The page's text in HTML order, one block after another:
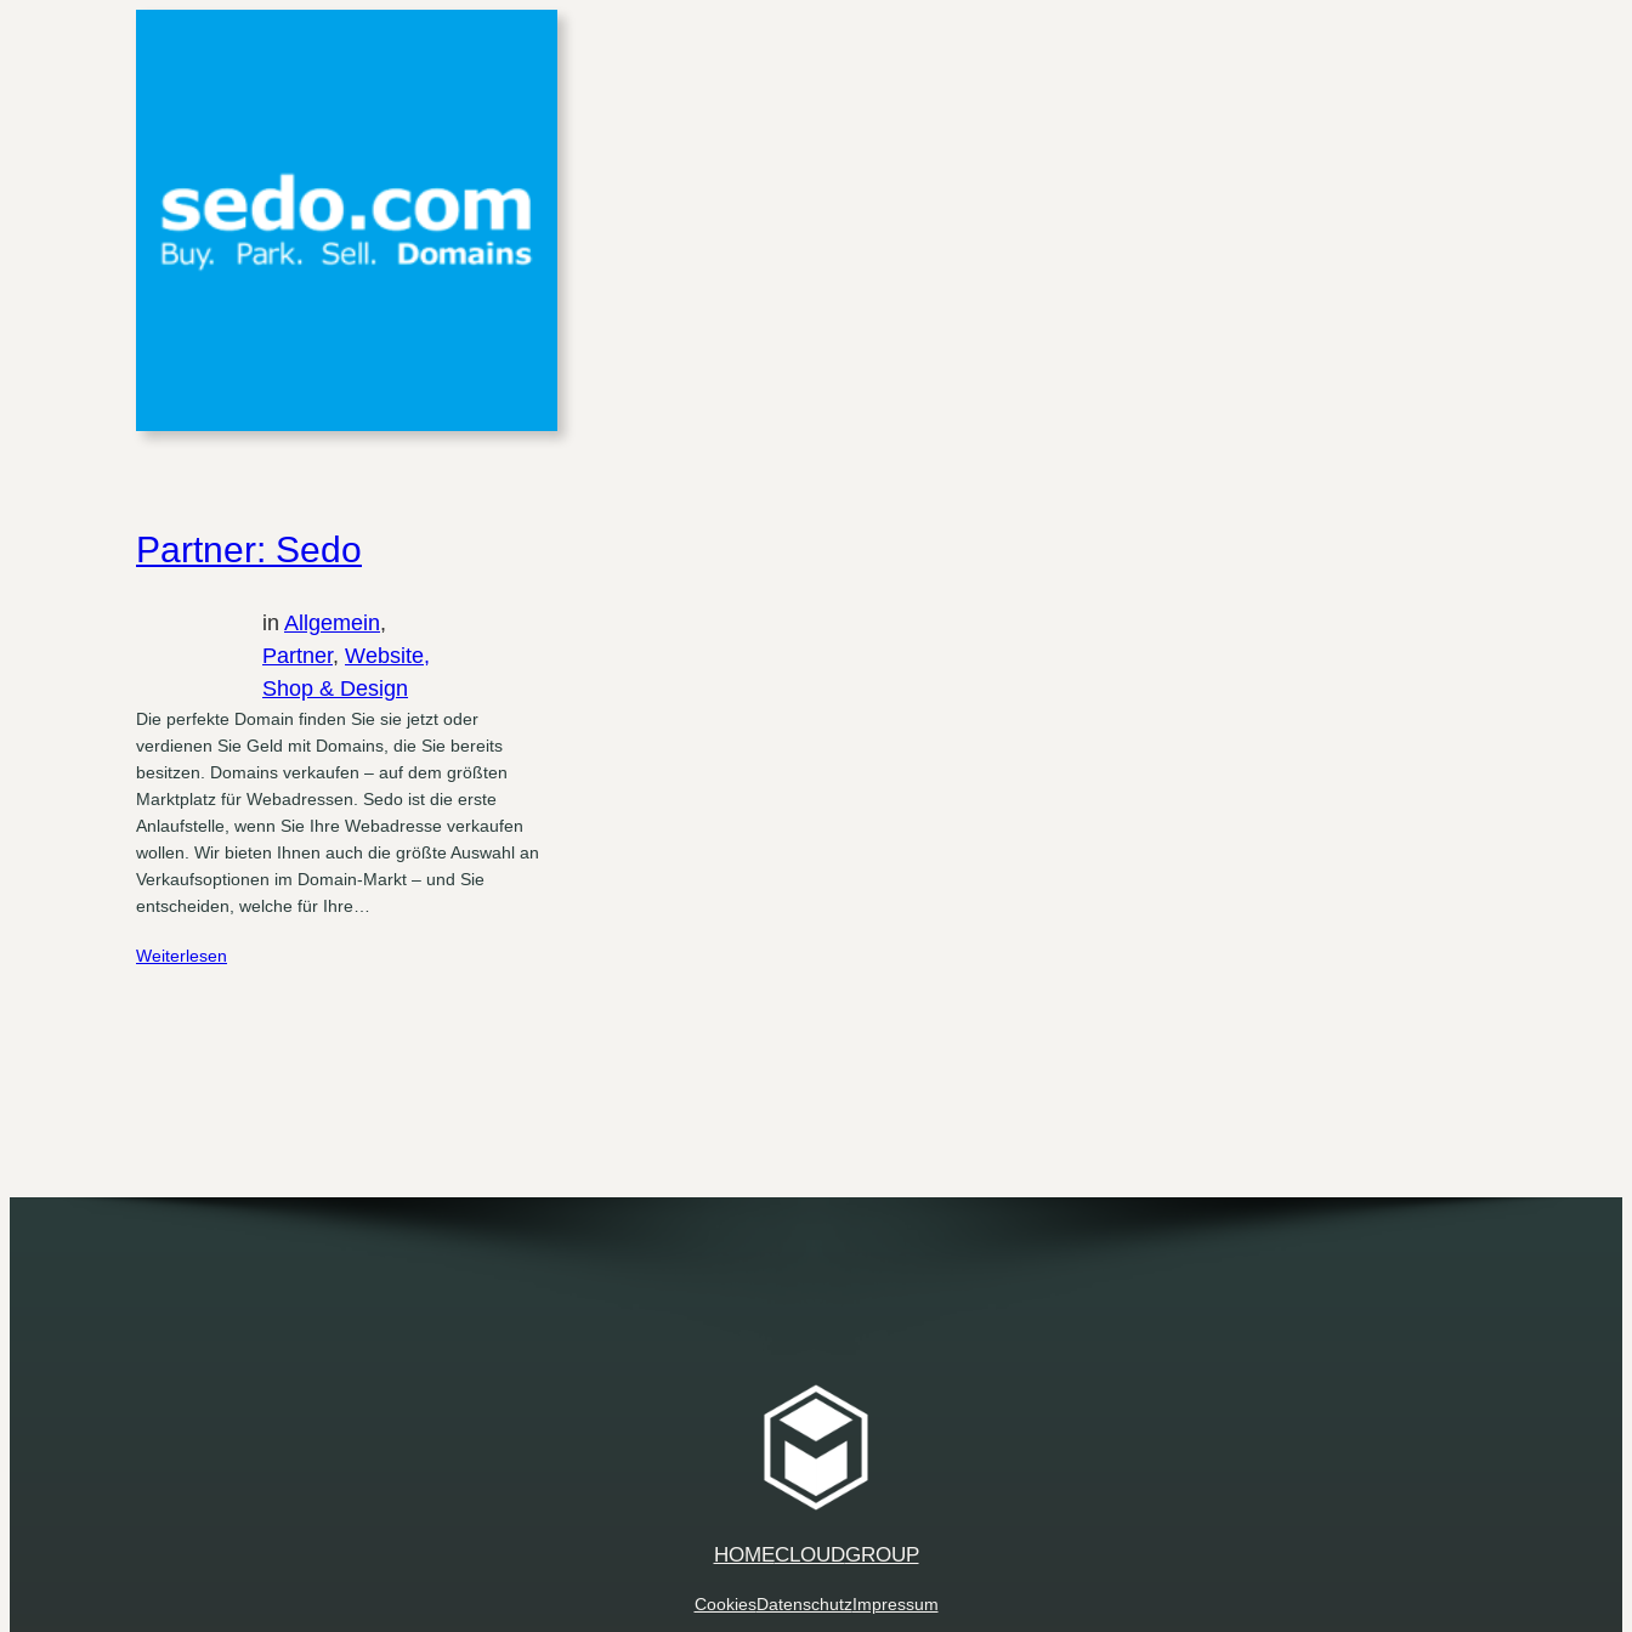
Partner: Sedo
in Allgemein
Partner, Website,
Shop & Design
Die perfekte Domain finden Sie sie jetzt oder
verdienen Sie Geld mit Domains, die Sie bereits
besitzen. Domains verkaufen – auf dem größten
Marktplatz für Webadressen. Sedo ist die erste
Anlaufstelle, wenn Sie Ihre Webadresse verkaufen
wollen. Wir bieten Ihnen auch die größte Auswahl an
Verkaufsoptionen im Domain-Markt – und Sie
entscheiden, welche für Ihre…
Weiterlesen
HOMECLOUDGROUP
CookiesDatenschutzImpressum